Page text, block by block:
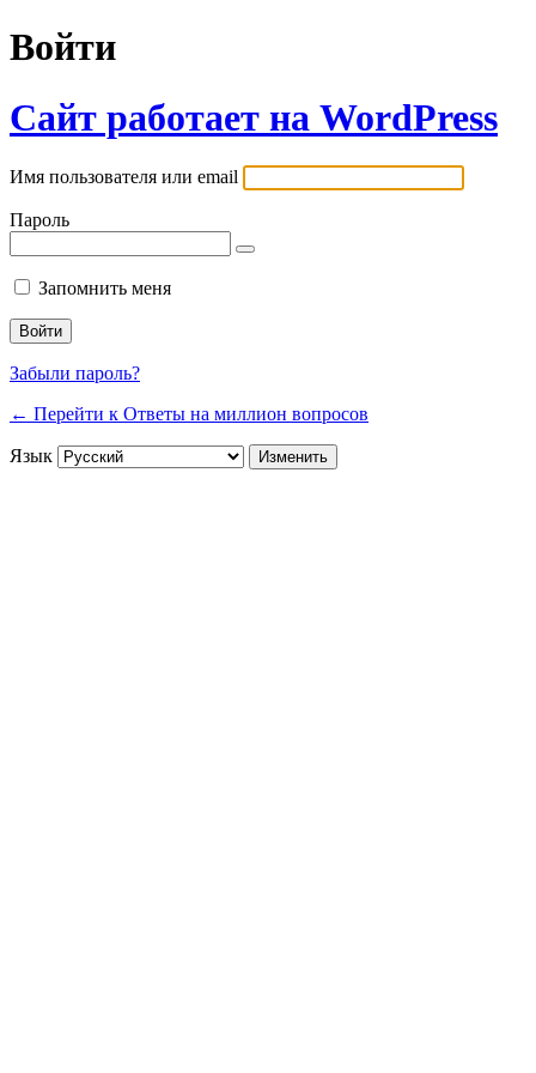
Войти
Сайт работает на WordPress
Имя пользователя или email
Пароль
Запомнить меня
Забыли пароль?
← Перейти к Ответы на миллион вопросов
Язык